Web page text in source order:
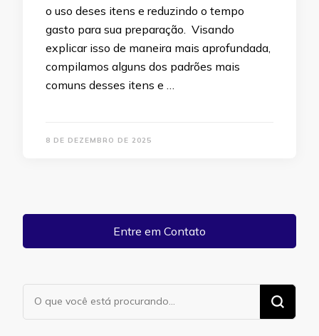
o uso deses itens e reduzindo o tempo
gasto para sua preparação. Visando
explicar isso de maneira mais aprofundada,
compilamos alguns dos padrões mais
comuns desses itens e …
8 DE DEZEMBRO DE 2025
Entre em Contato
Procurando
algo?